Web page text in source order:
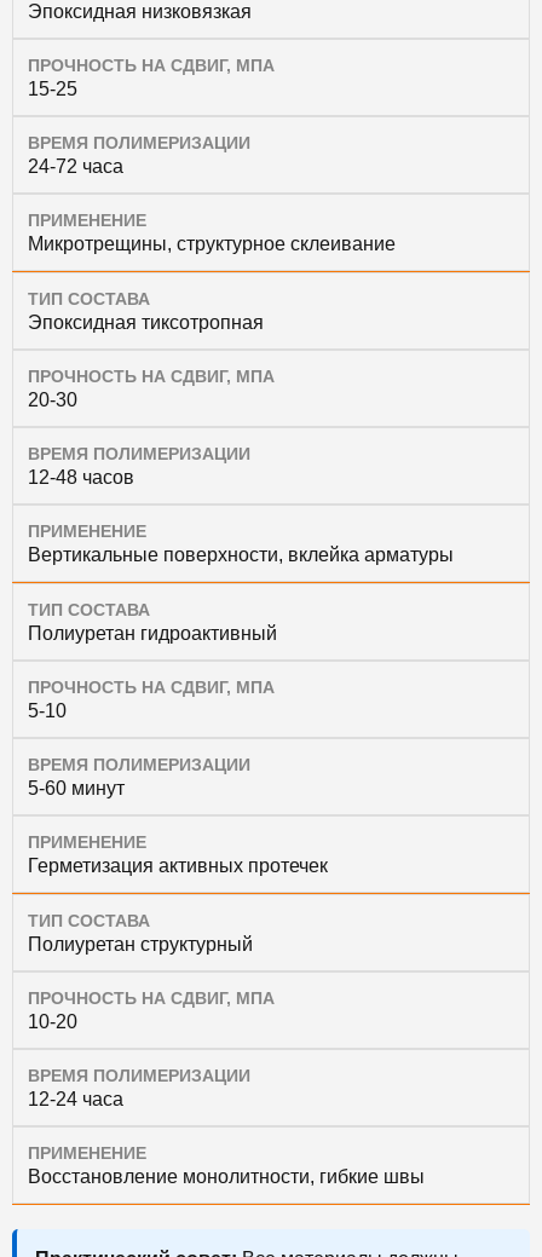
Эпоксидная низковязкая
ПРОЧНОСТЬ НА СДВИГ, МПА
15-25
ВРЕМЯ ПОЛИМЕРИЗАЦИИ
24-72 часа
ПРИМЕНЕНИЕ
Микротрещины, структурное склеивание
ТИП СОСТАВА
Эпоксидная тиксотропная
ПРОЧНОСТЬ НА СДВИГ, МПА
20-30
ВРЕМЯ ПОЛИМЕРИЗАЦИИ
12-48 часов
ПРИМЕНЕНИЕ
Вертикальные поверхности, вклейка арматуры
ТИП СОСТАВА
Полиуретан гидроактивный
ПРОЧНОСТЬ НА СДВИГ, МПА
5-10
ВРЕМЯ ПОЛИМЕРИЗАЦИИ
5-60 минут
ПРИМЕНЕНИЕ
Герметизация активных протечек
ТИП СОСТАВА
Полиуретан структурный
ПРОЧНОСТЬ НА СДВИГ, МПА
10-20
ВРЕМЯ ПОЛИМЕРИЗАЦИИ
12-24 часа
ПРИМЕНЕНИЕ
Восстановление монолитности, гибкие швы